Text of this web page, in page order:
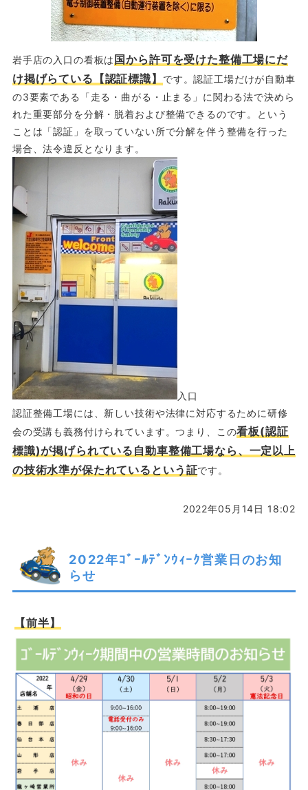
岩手店の入口の看板は国から許可を受けた整備工場にだ
け掲げらている【認証標識】
です。認証工場だけが自動車
の3要素である「走る・曲がる・止まる」に関わる法で決めら
れた重要部分を分解・脱着および整備できるのです。という
ことは「認証」を取っていない所で分解を伴う整備を行った
場合、法令違反となります。
入口
認証整備工場には、新しい技術や法律に対応するために研修
会の受講も義務付けられています。つまり、この看板(認証
標識)が掲げられている自動車整備工場なら、一定以上
の技術水準が保たれているという証です。
2022年05月14日 18:02
2022年ｺﾞｰﾙﾃﾞﾝｳｨｰｸ営業日のお知
らせ
【前半】